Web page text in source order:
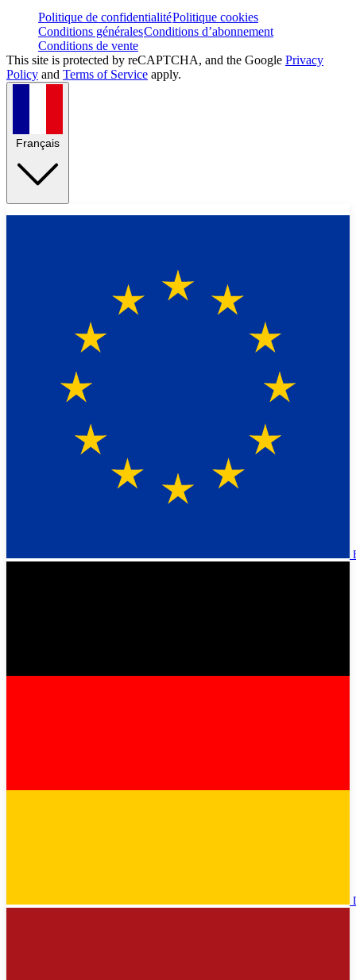
Politique de confidentialitéPolitique cookies
Conditions généralesConditions d’abonnement
Conditions de vente
This site is protected by reCAPTCHA, and the Google Privacy
Policy and Terms of Service apply.
Français